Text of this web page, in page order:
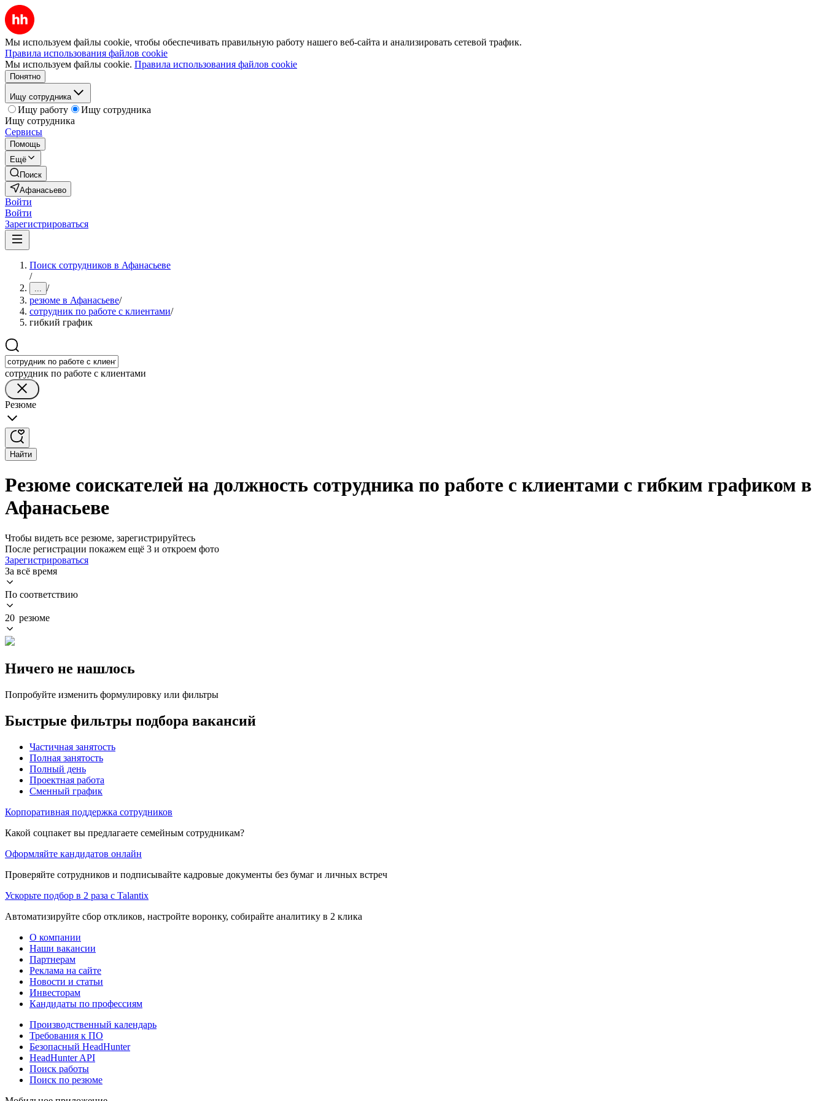
Мы используем файлы cookie, чтобы обеспечивать правильную работу нашего веб-сайта и анализировать сетевой трафик.
Правила использования файлов cookie
Мы используем файлы cookie. Правила использования файлов cookie
Понятно
Ищу сотрудника
Ищу работу
Ищу сотрудника
Ищу сотрудника
Сервисы
Помощь
Ещё
Поиск
Афанасьево
Войти
Войти
Зарегистрироваться
Поиск сотрудников в Афанасьеве
/
... /
резюме в Афанасьеве/
сотрудник по работе с клиентами/
гибкий график
сотрудник по работе с клиентами
Резюме
Найти
Резюме соискателей на должность сотрудника по работе с клиентами с гибким графиком в
Афанасьеве
Чтобы видеть все резюме, зарегистрируйтесь
После регистрации покажем ещё 3 и откроем фото
Зарегистрироваться
За всё время
По соответствию
20 резюме
Ничего не нашлось
Попробуйте изменить формулировку или фильтры
Быстрые фильтры подбора вакансий
Частичная занятость
Полная занятость
Полный день
Проектная работа
Сменный график
Корпоративная поддержка сотрудников
Какой соцпакет вы предлагаете семейным сотрудникам?
Оформляйте кандидатов онлайн
Проверяйте сотрудников и подписывайте кадровые документы без бумаг и личных встреч
Ускорьте подбор в 2 раза с Talantix
Автоматизируйте сбор откликов, настройте воронку, собирайте аналитику в 2 клика
О компании
Наши вакансии
Партнерам
Реклама на сайте
Новости и статьи
Инвесторам
Кандидаты по профессиям
Производственный календарь
Требования к ПО
Безопасный HeadHunter
HeadHunter API
Поиск работы
Поиск по резюме